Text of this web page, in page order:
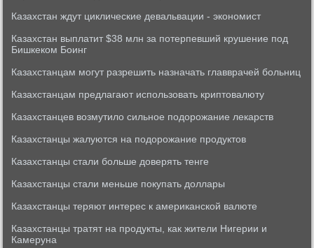
Казахстан ждут циклические девальвации - экономист
Казахстан выплатит $38 млн за потерпевший крушение под
Бишкеком Боинг
Казахстанцам могут разрешить назначать главврачей больниц
Казахстанцам предлагают использовать криптовалюту
Казахстанцев возмутило сильное подорожание лекарств
Казахстанцы жалуются на подорожание продуктов
Казахстанцы стали больше доверять тенге
Казахстанцы стали меньше покупать доллары
Казахстанцы теряют интерес к американской валюте
Казахстанцы тратят на продукты, как жители Нигерии и
Камеруна